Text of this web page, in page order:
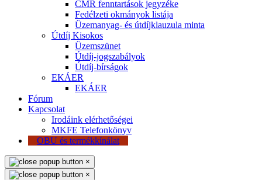
CMR fenntartások jegyzéke
Fedélzeti okmányok listája
Üzemanyag- és útdíjklauzula minta
Útdíj Kisokos
Üzemszünet
Útdíj-jogszabályok
Útdíj-bírságok
EKÁER
EKÁER
Fórum
Kapcsolat
Irodáink elérhetőségei
MKFE Telefonkönyv
OBU és termékkínálat
×
×